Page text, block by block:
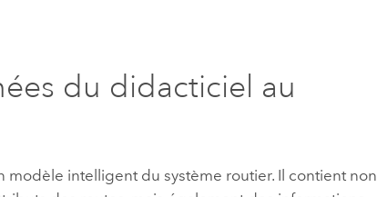
du didacticiel au
modèle intelligent du système routier. Il contient non